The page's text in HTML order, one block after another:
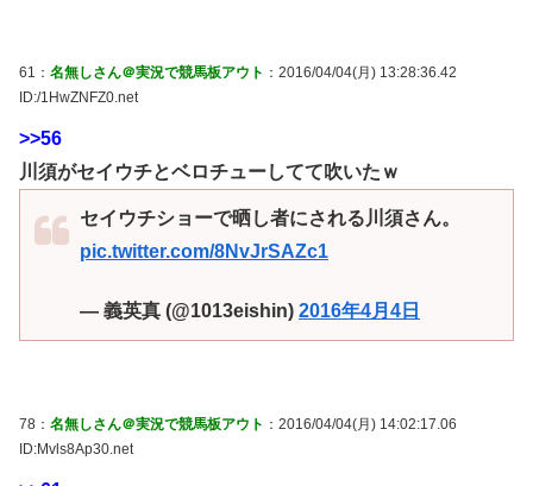
61： 名無しさん＠実況で競馬板アウト ：2016/04/04(月) 13:28:36.42
ID:/1HwZNFZ0.net
>>56
川須がセイウチとベロチューしてて吹いたｗ
セイウチショーで晒し者にされる川須さん。
pic.twitter.com/8NvJrSAZc1
— 義英真 (@1013eishin) 2016年4月4日
78： 名無しさん＠実況で競馬板アウト ：2016/04/04(月) 14:02:17.06
ID:Mvls8Ap30.net